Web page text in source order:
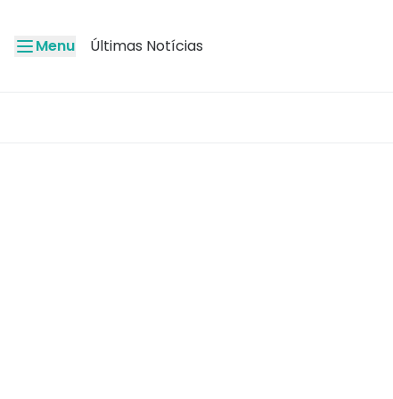
Menu Últimas Notícias